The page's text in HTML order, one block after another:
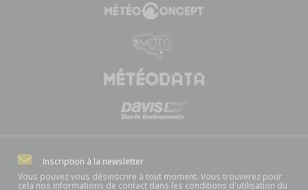
Inscription à la newsletter
Vous pouvez vous désinscrire à tout moment. Vous trouverez pour
cela nos informations de contact dans les conditions d'utilisation du